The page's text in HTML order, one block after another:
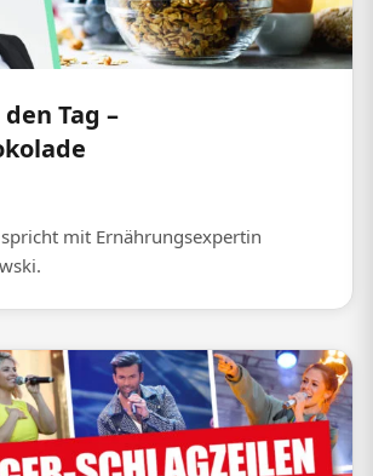
Tag –
mit Ernährungsexpertin